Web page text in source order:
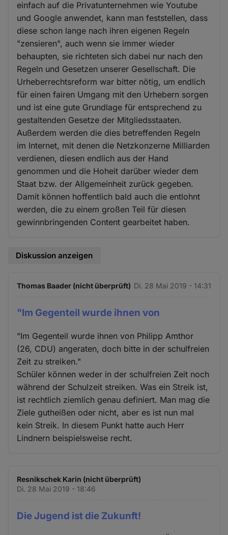
einfach auf die Privatunternehmen wie Youtube
und Google anwendet, kann man feststellen, dass
diese schon lange nach ihren eigenen Regeln
"zensieren", auch wenn sie immer wieder
behaupten, sie richteten sich dabei nur nach den
Regeln und Gesetzen unserer Gesellschaft. Die
Urheberrechtsreform war bitter nötig, um endlich
für einen fairen Umgang mit den Urhebern sorgen
und ist eine gute Grundlage für entsprechend zu
gestaltenden Gesetze der Mitgliedsstaaten.
Außerdem werden die dies betreffenden Regeln
im Internet, mit denen die Netzkonzerne Milliarden
verdienen, diesen endlich aus der Hand
genommen und die Hoheit darüber wieder dem
Staat bzw. der Allgemeinheit zurück gegeben.
Damit können hoffentlich bald auch die entlohnt
werden, die zu einem großen Teil für diesen
gewinnbringenden Content gearbeitet haben.
Diskussion anzeigen
Thomas Baader (nicht überprüft) Di. 28 Mai 2019 - 14:31
"Im Gegenteil wurde ihnen von
"Im Gegenteil wurde ihnen von Philipp Amthor
(26, CDU) angeraten, doch bitte in der schulfreien
Zeit zu streiken."
Schüler können weder in der schulfreien Zeit noch
während der Schulzeit streiken. Was ein Streik ist,
ist rechtlich ziemlich genau definiert. Man mag die
Ziele gutheißen oder nicht, aber es ist nun mal
kein Streik. In diesem Punkt hatte auch Herr
Lindnern beispielsweise recht.
Resnikschek Karin (nicht überprüft)
Di. 28 Mai 2019 - 18:46
Die Jugend ist die Zukunft!